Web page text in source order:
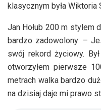
klasycznym była Wiktoria
Jan Hołub 200 m stylem
bardzo zadowolony: –
swój rekord życiowy.
otworzyłem pierwsze
metrach walka bardzo
na dzisiaj daje mi prawo